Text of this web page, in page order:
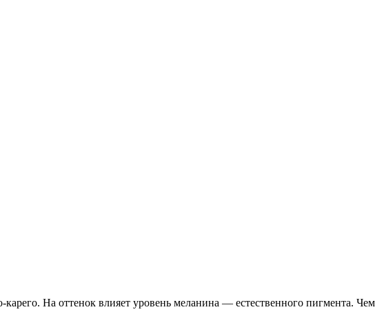
карего. На оттенок влияет уровень меланина — естественного пигмента. Чем